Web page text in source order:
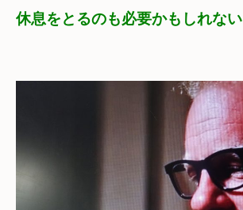
休息をとるのも必要かもしれない